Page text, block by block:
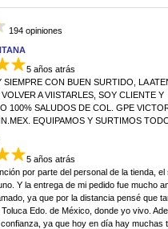
194 opiniones
5 años atrás
SIEMPRE CON BUEN SURTIDO, LA
A VIISTARLES, SOY CLIENTE Y
100% SALUDOS DE COL. GPE
EQUIPAMOS Y SURTIMOS
5 años atrás
por parte del personal de la tienda, el
Y la entrega de mi pedido fue mucho
ya que por la distancia pensé que
Toluca Edo. de México, donde yo vivo.
ya que hoy en día hay muchas